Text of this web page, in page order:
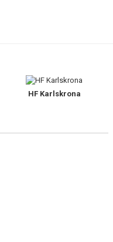
HF Karlskrona